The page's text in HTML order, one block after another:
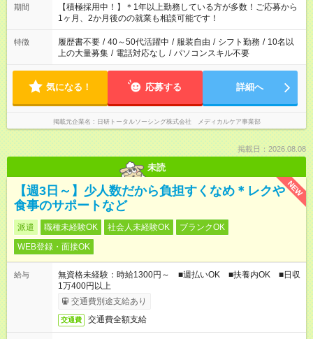
はプライベートの時間にしたい」 など、ご希望を教えてくださ
いね。 ※Wワーク希望の方へ 今ご覧のお仕事で希望する勤務時
間と、もう1つのお仕事の勤務時間。 合計で週40時間を超える
場合は応募できません。
期間
【積極採用中！】＊1年以上勤務している方が多数！ご応募から
1ヶ月、2か月後のの就業も相談可能です！
特徴 履歴書不要 / 40～50代活躍中 / 服装自由 / シフト勤務 / 10名以
上の大量募集 / 電話対応なし / パソコンスキル不要
気になる！ 応募する 詳細へ
掲載元企業名 日研トータルソーシング株式会社 メディカルケア事業部
掲載日：2026.08.08
未読
NEW
【週3日～】少人数だから負担すくなめ＊レクや
食事のサポートなど
派遣 職種未経験OK 社会人未経験OK
ブランクOK
WEB登録・面接OK
給与
無資格未経験：時給1300円～ ■週払いOK ■扶養内OK ■日収
1万400円以上
交通費別途支給あり
交通費 交通費全額支給